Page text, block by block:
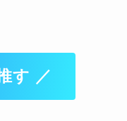
す ／